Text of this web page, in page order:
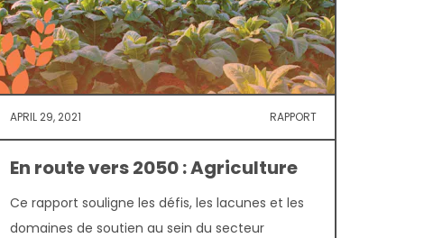
APRIL 29, 2021 RAPPORT
En route vers 2050 : Agriculture
Ce rapport souligne les défis, les lacunes et les
domaines de soutien au sein du secteur